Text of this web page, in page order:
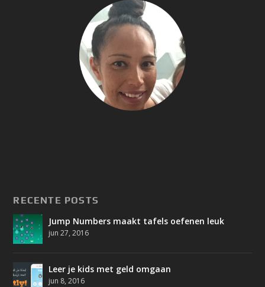
RECENTE POSTS
Jump Numbers maakt tafels oefenen leuk
jun 27, 2016
Leer je kids met geld omgaan
jun 8, 2016